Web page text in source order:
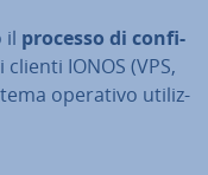
il processo di con­fi­
IONOS (VPS,
operativo uti­liz­